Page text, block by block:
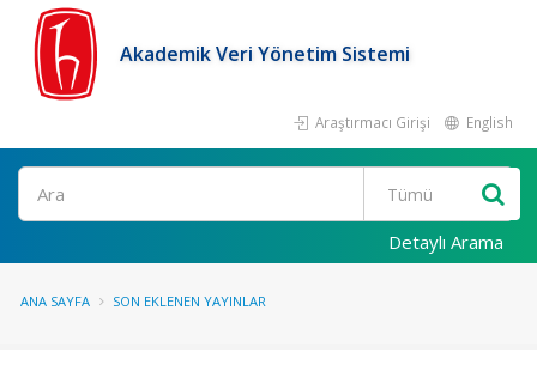
Akademik Veri Yönetim Sistemi
Araştırmacı Girişi English
Ara
Detaylı Arama
ANA SAYFA SON EKLENEN YAYINLAR